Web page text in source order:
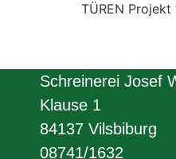
TÜREN Projekt
Schreinerei Josef
Klause 1
84137 Vilsbiburg
08741/1632